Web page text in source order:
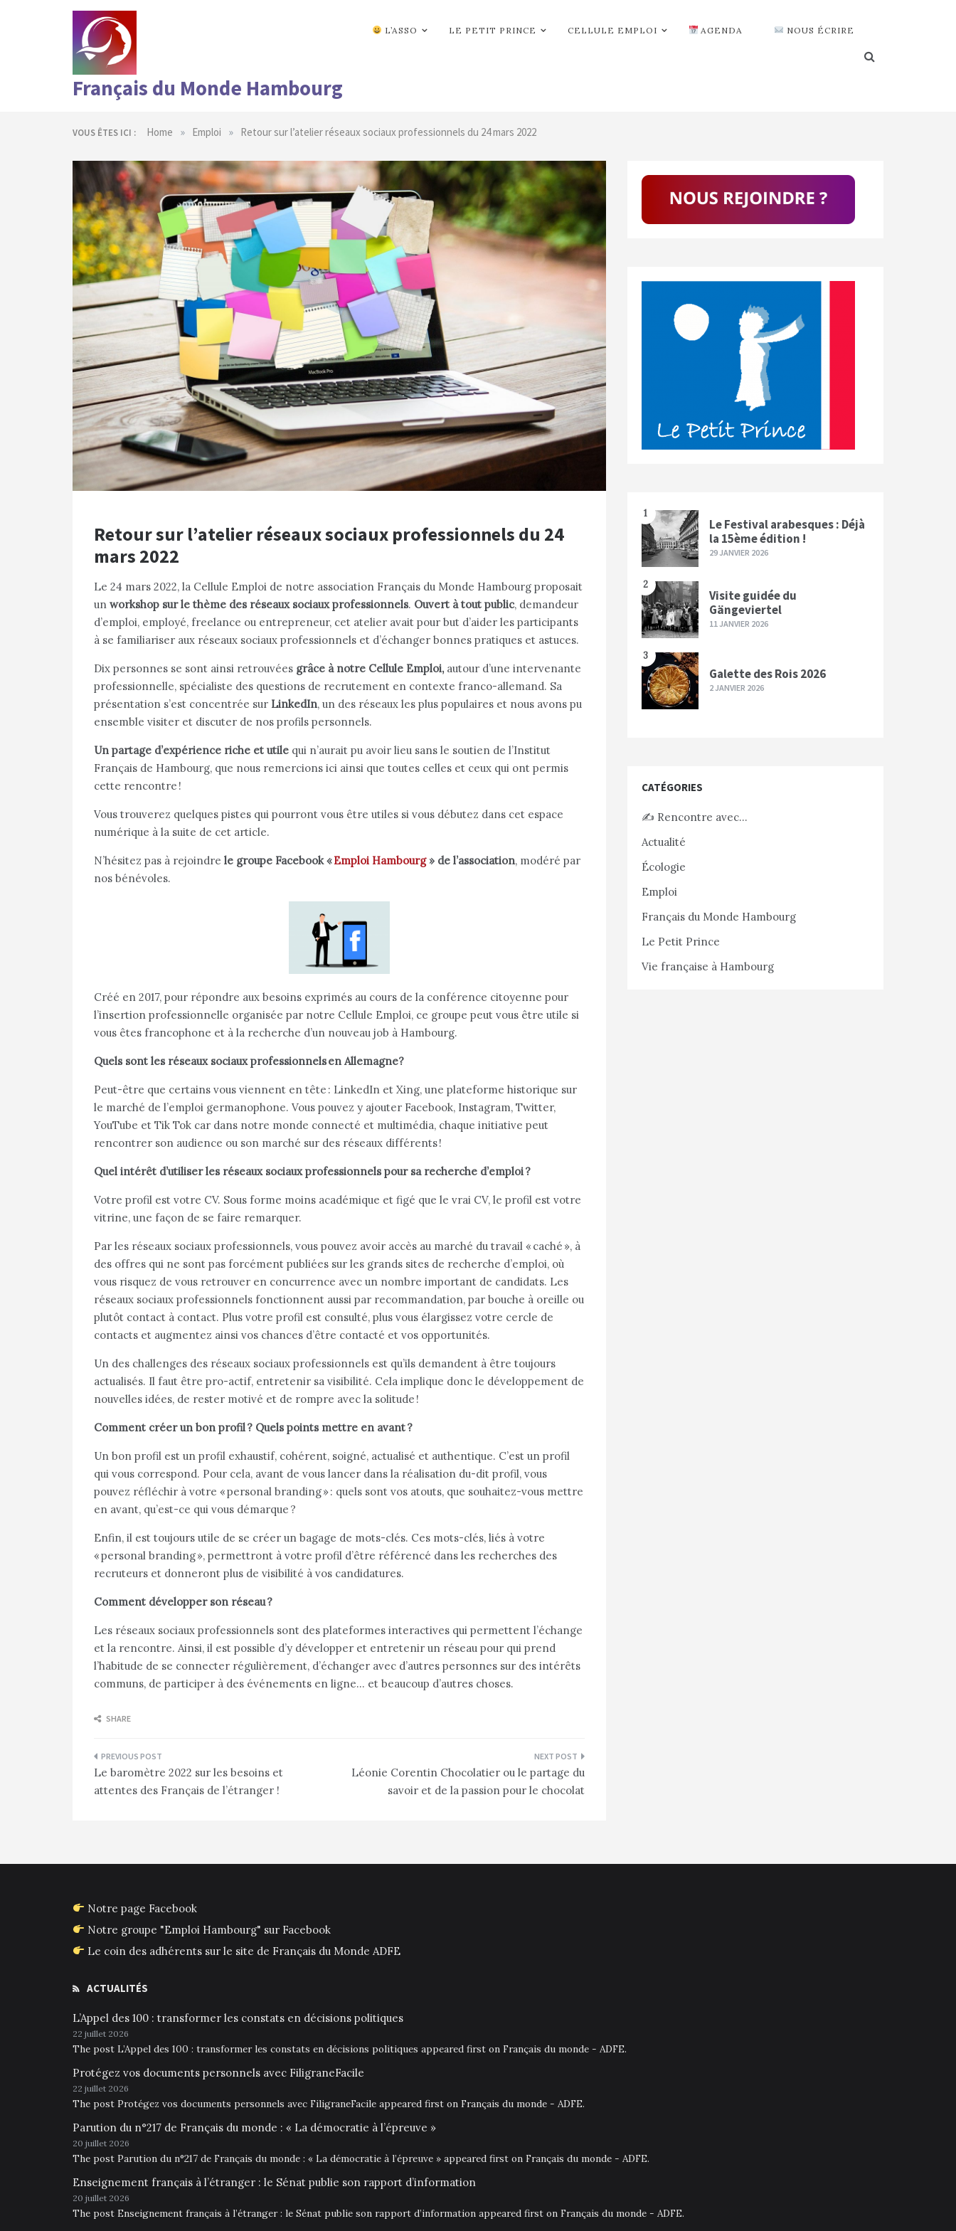
Français du Monde Hambourg
L’ASSO LE PETIT PRINCE CELLULE EMPLOI AGENDA NOUS ÉCRIRE
VOUS ÊTES ICI : Home » Emploi » Retour sur l’atelier réseaux sociaux professionnels du 24 mars 2022
Retour sur l’atelier réseaux sociaux professionnels du 24
mars 2022
Le 24 mars 2022, la Cellule Emploi de notre association Français du Monde Hambourg proposait
un workshop sur le thème des réseaux sociaux professionnels. Ouvert à tout public, demandeur
d’emploi, employé, freelance ou entrepreneur, cet atelier avait pour but d’aider les participants
à se familiariser aux réseaux sociaux professionnels et d’échanger bonnes pratiques et astuces.
Dix personnes se sont ainsi retrouvées grâce à notre Cellule Emploi, autour d’une intervenante
professionnelle, spécialiste des questions de recrutement en contexte franco-allemand. Sa
présentation s’est concentrée sur LinkedIn, un des réseaux les plus populaires et nous avons pu
ensemble visiter et discuter de nos profils personnels.
Un partage d’expérience riche et utile qui n’aurait pu avoir lieu sans le soutien de l’Institut
Français de Hambourg, que nous remercions ici ainsi que toutes celles et ceux qui ont permis
cette rencontre !
Vous trouverez quelques pistes qui pourront vous être utiles si vous débutez dans cet espace
numérique à la suite de cet article.
N’hésitez pas à rejoindre le groupe Facebook «Emploi Hambourg» de l’association, modéré par
nos bénévoles.
Créé en 2017, pour répondre aux besoins exprimés au cours de la conférence citoyenne pour
l’insertion professionnelle organisée par notre Cellule Emploi, ce groupe peut vous être utile si
vous êtes francophone et à la recherche d’un nouveau job à Hambourg.
Quels sont les réseaux sociaux professionnels en Allemagne?
Peut-être que certains vous viennent en tête : LinkedIn et Xing, une plateforme historique sur
le marché de l’emploi germanophone. Vous pouvez y ajouter Facebook, Instagram, Twitter,
YouTube et Tik Tok car dans notre monde connecté et multimédia, chaque initiative peut
rencontrer son audience ou son marché sur des réseaux différents !
Quel intérêt d’utiliser les réseaux sociaux professionnels pour sa recherche d’emploi ?
Votre profil est votre CV. Sous forme moins académique et figé que le vrai CV, le profil est votre
vitrine, une façon de se faire remarquer.
Par les réseaux sociaux professionnels, vous pouvez avoir accès au marché du travail « caché », à
des offres qui ne sont pas forcément publiées sur les grands sites de recherche d’emploi, où
vous risquez de vous retrouver en concurrence avec un nombre important de candidats. Les
réseaux sociaux professionnels fonctionnent aussi par recommandation, par bouche à oreille ou
plutôt contact à contact. Plus votre profil est consulté, plus vous élargissez votre cercle de
contacts et augmentez ainsi vos chances d’être contacté et vos opportunités.
Un des challenges des réseaux sociaux professionnels est qu’ils demandent à être toujours
actualisés. Il faut être pro-actif, entretenir sa visibilité. Cela implique donc le développement de
nouvelles idées, de rester motivé et de rompre avec la solitude !
Comment créer un bon profil ? Quels points mettre en avant ?
Un bon profil est un profil exhaustif, cohérent, soigné, actualisé et authentique. C’est un profil
qui vous correspond. Pour cela, avant de vous lancer dans la réalisation du-dit profil, vous
pouvez réfléchir à votre « personal branding » : quels sont vos atouts, que souhaitez-vous mettre
en avant, qu’est-ce qui vous démarque ?
Enfin, il est toujours utile de se créer un bagage de mots-clés. Ces mots-clés, liés à votre
« personal branding », permettront à votre profil d’être référencé dans les recherches des
recruteurs et donneront plus de visibilité à vos candidatures.
Comment développer son réseau ?
Les réseaux sociaux professionnels sont des plateformes interactives qui permettent l’échange
et la rencontre. Ainsi, il est possible d’y développer et entretenir un réseau pour qui prend
l’habitude de se connecter régulièrement, d’échanger avec d’autres personnes sur des intérêts
communs, de participer à des événements en ligne… et beaucoup d’autres choses.
SHARE
Navigation
de
Le baromètre 2022 sur les besoins et
attentes des Français de l’étranger !
Léonie Corentin Chocolatier ou le partage du
savoir et de la passion pour le chocolat
1
Le Festival arabesques : Déjà
la 15ème édition !
29 JANVIER 2026
2
Visite guidée du
Gängeviertel
11 JANVIER 2026
3
Galette des Rois 2026
2 JANVIER 2026
CATÉGORIES
✍️ Rencontre avec…
Actualité
Écologie
Emploi
Français du Monde Hambourg
Le Petit Prince
Vie française à Hambourg
Notre page Facebook
Notre groupe "Emploi Hambourg" sur Facebook
Le coin des adhérents sur le site de Français du Monde ADFE
ACTUALITÉS
L’Appel des 100 : transformer les constats en décisions politiques
22 juillet 2026
The post L’Appel des 100 : transformer les constats en décisions politiques appeared first on Français du monde - ADFE.
Protégez vos documents personnels avec FiligraneFacile
22 juillet 2026
The post Protégez vos documents personnels avec FiligraneFacile appeared first on Français du monde - ADFE.
Parution du n°217 de Français du monde : « La démocratie à l’épreuve »
20 juillet 2026
The post Parution du n°217 de Français du monde : « La démocratie à l’épreuve » appeared first on Français du monde - ADFE.
Enseignement français à l’étranger : le Sénat publie son rapport d’information
20 juillet 2026
The post Enseignement français à l’étranger : le Sénat publie son rapport d’information appeared first on Français du monde - ADFE.